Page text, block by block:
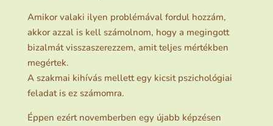
Amikor valaki ilyen problémával fordul hozzám,
akkor azzal is kell számolnom, hogy a megingott
bizalmát visszaszerezzem, amit teljes mértékben
megértek.
A szakmai kihívás mellett egy kicsit pszichológiai
feladat is ez számomra.
Éppen ezért novemberben egy újabb képzésen